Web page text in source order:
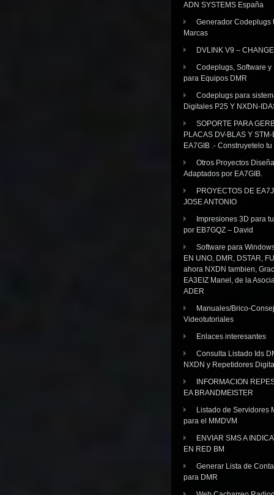
ADN SYSTEMS España
Generador Codeplugs
Marcas
DVLINK V9 –
Codeplugs, Software y
para Equipos DMR
Codeplugs para
Digitales P25 Y NXDN-
SOPORTE PARA
PLACAS DV-BLAS Y
EA7GIB .- Construyetelo
Otros Proyectos
Adaptados por EA7GIB.
PROYECTOS DE
JOSE ANTONIO
Impresiones 3D para
por EB7GQZ – David
Software para
EN UNO, DMR, DSTAR,
ahora NXDN tambien,
EA3EIZ Manel, de la
ADER
Manuales/Brico-
Videotutoriales
Enlaces interesantes
Consulta Listado Ids
NXDN y Repetidores
INFORMACION
EA BRANDMEISTER
Listado de Servidores
para el MMDVM
ENVIAR SMS A
EN RED BM
Generar Lista de
para DMR